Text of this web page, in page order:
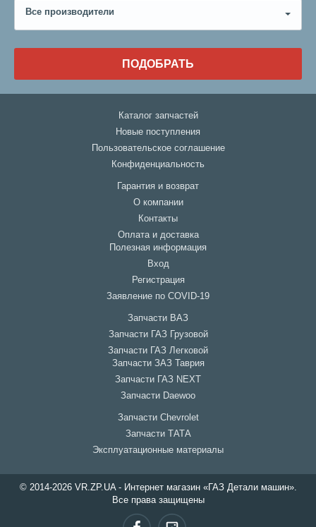
Все производители
ПОДОБРАТЬ
Каталог запчастей
Новые поступления
Пользовательское соглашение
Конфиденциальность
Гарантия и возврат
О компании
Контакты
Оплата и доставка
Полезная информация
Вход
Регистрация
Заявление по COVID-19
Запчасти ВАЗ
Запчасти ГАЗ Грузовой
Запчасти ГАЗ Легковой
Запчасти ЗАЗ Таврия
Запчасти ГАЗ NEXT
Запчасти Daewoo
Запчасти Chevrolet
Запчасти ТАТА
Эксплуатационные материалы
© 2014-2026 VR.ZP.UA - Интернет магазин «ГАЗ Детали машин».
Все права защищены